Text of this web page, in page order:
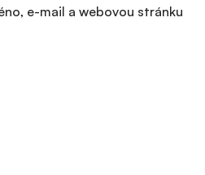
e-mail a webovou stránku